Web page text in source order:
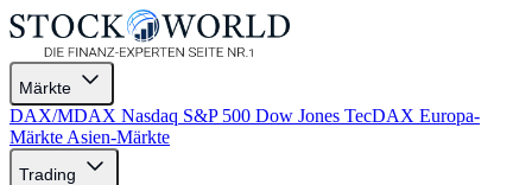
Märkte
DAX/MDAX Nasdaq S&P 500 Dow Jones TecDAX Europa-
Märkte Asien-Märkte
Trading